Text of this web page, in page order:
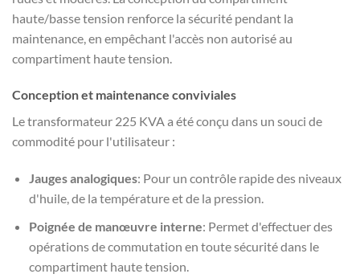
haute/basse tension renforce la sécurité pendant la
maintenance, en empêchant l'accès non autorisé au
compartiment haute tension.
Conception et maintenance conviviales
Le transformateur 225 KVA a été conçu dans un souci de
commodité pour l'utilisateur :
Jauges analogiques: Pour un contrôle rapide des niveaux
d'huile, de la température et de la pression.
Poignée de manœuvre interne: Permet d'effectuer des
opérations de commutation en toute sécurité dans le
compartiment haute tension.